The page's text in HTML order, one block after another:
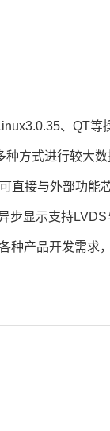
、QT等
方式进行较大数
直接与外部功能
显示支持
种产品开发需求